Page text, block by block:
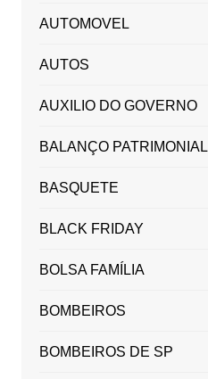
AUTOMOVEL
AUTOS
AUXILIO DO GOVERNO
BALANÇO PATRIMONIAL
BASQUETE
BLACK FRIDAY
BOLSA FAMÍLIA
BOMBEIROS
BOMBEIROS DE SP